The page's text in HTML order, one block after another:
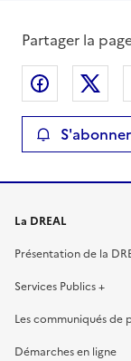
Partager la
Partager
S'abonner
La DREAL
Présentation de la
Services Publics +
Les communiqués de
Démarches en ligne